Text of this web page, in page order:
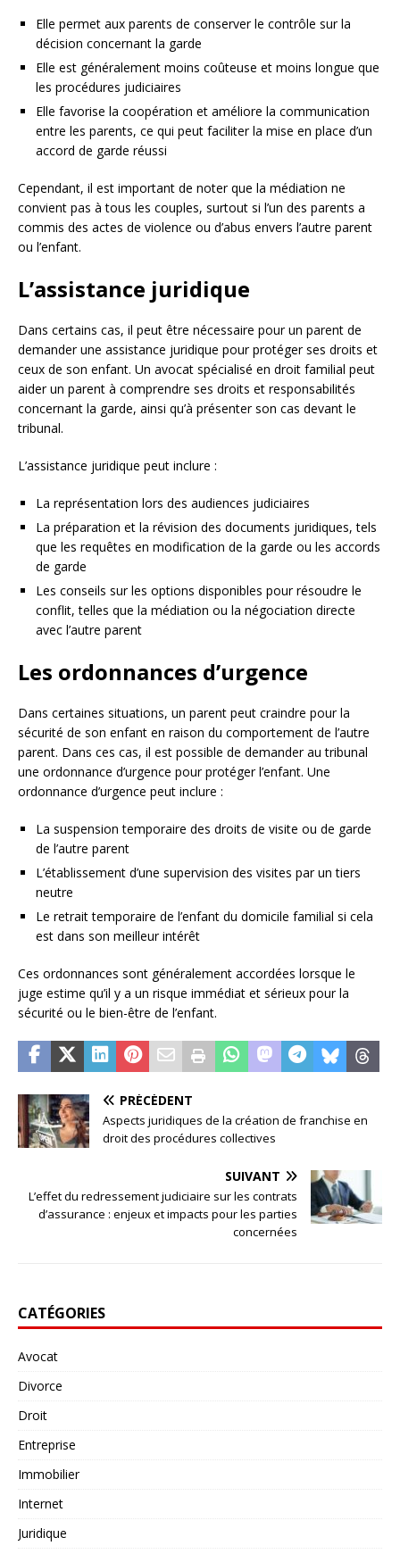
Elle permet aux parents de conserver le contrôle sur la
décision concernant la garde
Elle est généralement moins coûteuse et moins longue que
les procédures judiciaires
Elle favorise la coopération et améliore la communication
entre les parents, ce qui peut faciliter la mise en place d’un
accord de garde réussi
Cependant, il est important de noter que la médiation ne
convient pas à tous les couples, surtout si l’un des parents a
commis des actes de violence ou d’abus envers l’autre parent
ou l’enfant.
L’assistance juridique
Dans certains cas, il peut être nécessaire pour un parent de
demander une assistance juridique pour protéger ses droits et
ceux de son enfant. Un avocat spécialisé en droit familial peut
aider un parent à comprendre ses droits et responsabilités
concernant la garde, ainsi qu’à présenter son cas devant le
tribunal.
L’assistance juridique peut inclure :
La représentation lors des audiences judiciaires
La préparation et la révision des documents juridiques, tels
que les requêtes en modification de la garde ou les accords
de garde
Les conseils sur les options disponibles pour résoudre le
conflit, telles que la médiation ou la négociation directe
avec l’autre parent
Les ordonnances d’urgence
Dans certaines situations, un parent peut craindre pour la
sécurité de son enfant en raison du comportement de l’autre
parent. Dans ces cas, il est possible de demander au tribunal
une ordonnance d’urgence pour protéger l’enfant. Une
ordonnance d’urgence peut inclure :
La suspension temporaire des droits de visite ou de garde
de l’autre parent
L’établissement d’une supervision des visites par un tiers
neutre
Le retrait temporaire de l’enfant du domicile familial si cela
est dans son meilleur intérêt
Ces ordonnances sont généralement accordées lorsque le
juge estime qu’il y a un risque immédiat et sérieux pour la
sécurité ou le bien-être de l’enfant.
PRÉCÉDENT
Aspects juridiques de la création de franchise en
droit des procédures collectives
SUIVANT
L’effet du redressement judiciaire sur les contrats
d’assurance : enjeux et impacts pour les parties
concernées
CATÉGORIES
Avocat
Divorce
Droit
Entreprise
Immobilier
Internet
Juridique